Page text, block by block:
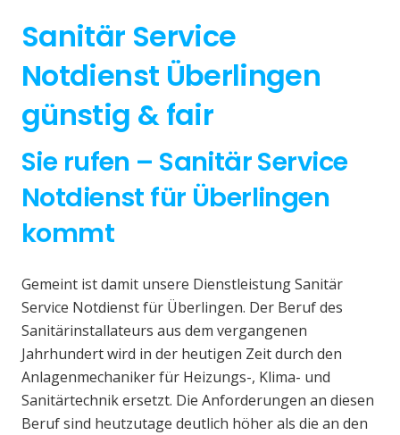
Sanitär Service
Notdienst Überlingen
günstig & fair
Sie rufen – Sanitär Service
Notdienst für Überlingen
kommt
Gemeint ist damit unsere Dienstleistung Sanitär
Service Notdienst für Überlingen. Der Beruf des
Sanitärinstallateurs aus dem vergangenen
Jahrhundert wird in der heutigen Zeit durch den
Anlagenmechaniker für Heizungs-, Klima- und
Sanitärtechnik ersetzt. Die Anforderungen an diesen
Beruf sind heutzutage deutlich höher als die an den